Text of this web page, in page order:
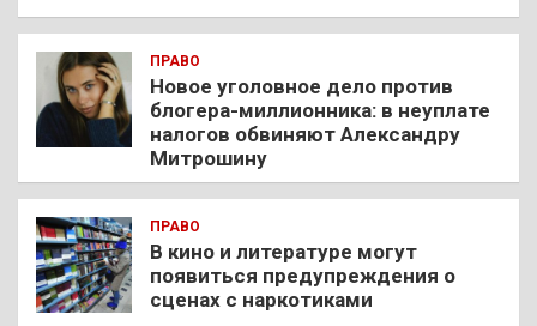
ПРАВО
Новое уголовное дело против
блогера-миллионника: в неуплате
налогов обвиняют Александру
Митрошину
ПРАВО
В кино и литературе могут
появиться предупреждения о
сценах с наркотиками